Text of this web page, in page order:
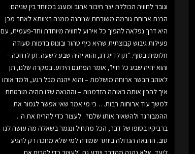
וגובר לחוויה הכוללת יצר חיבור אהוב ומענג במיוחד בין שניהם.
הכנת ארוחת גורמה משובחת שניהנה ממנה בצוותא לאחר מכן
היא דרך נפלאה להפוך כל אירוע לחוויה מיוחדת וחד-פעמית, עם
פעילות גיבוש קבוצתית שהיא כיף טהור ובונוס בדמות סעודה
חלומית בסוף. "תן לדייג דג, והוא יהיה שבע לשעה. תן לו חכה –
והוא יהיה שבע כל חייו", אומר הפתגם הידוע. במקרה שלנו, תן
לאוהב הבשר ארוחה מושלמת – והוא ייהנה מכל רגע, ולמד אותו
איך להכין אותה באותה הזדמנות – וההנאה שלו תהיה מובטחת
למשך עוד ארוחות רבות… כי מי אמר שאי אפשר לגמור את
ההמבורגר ולהשאיר אותו שלם? לעצור כדי להריח את ה…
ברביקיו בסופו של דבר, הכל מתחיל ונגמר בשאלה מה עושה לנו
טוב. ההנאה הגדולה ביותר שמורה למי שלא מחכה רק להגיע